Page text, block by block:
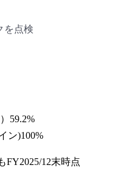
を点検
59.2%
ン)100%
FY2025/12末時点